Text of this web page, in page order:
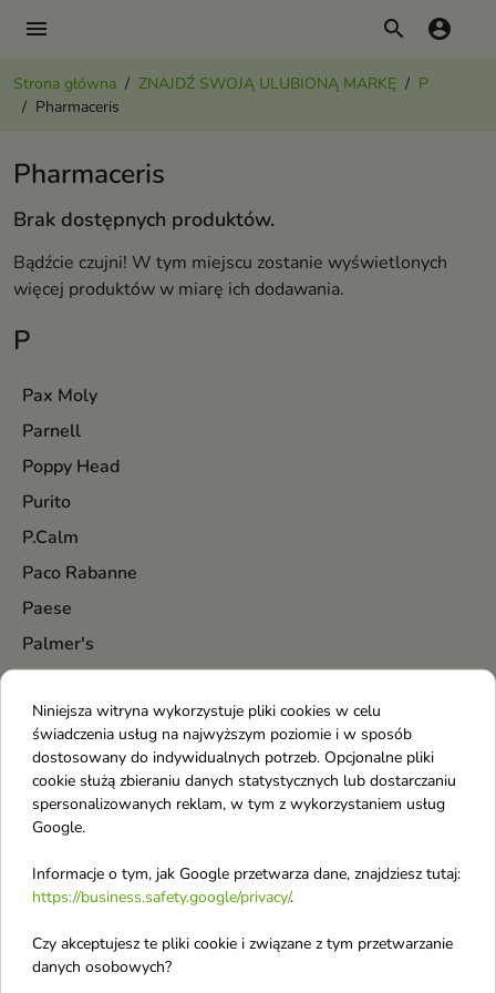
menu search account_circle
Strona główna ZNAJDŹ SWOJĄ ULUBIONĄ MARKĘ
P
Pharmaceris
P
Pax Moly
Parnell
Poppy Head
Purito
P.Calm
Paco Rabanne
Paese
Palmer's
Palu
Pani Walewska
Parfums De Marly
Paris Corner
Pastel
Pharmaceris
Pharmaceris
Brak dostępnych produktów.
Bądźcie czujni! W tym miejscu zostanie wyświetlonych
więcej produktów w miarę ich dodawania.
Niniejsza witryna wykorzystuje pliki cookies w celu
świadczenia usług na najwyższym poziomie i w sposób
dostosowany do indywidualnych potrzeb. Opcjonalne pliki
cookie służą zbieraniu danych statystycznych lub dostarczaniu
spersonalizowanych reklam, w tym z wykorzystaniem usług
Google.
Informacje o tym, jak Google przetwarza dane, znajdziesz tutaj:
https://business.safety.google/privacy/.
Czy akceptujesz te pliki cookie i związane z tym przetwarzanie
danych osobowych?